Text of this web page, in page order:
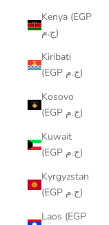
Kenya (EGP
ج.م)
Kiribati
(EGP ج.م)
Kosovo
(EGP ج.م)
Kuwait
(EGP ج.م)
Kyrgyzstan
(EGP ج.م)
Laos (EGP